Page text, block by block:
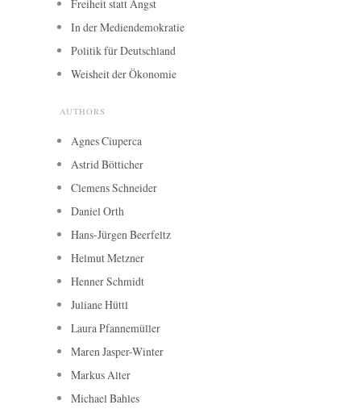
Freiheit statt Angst
In der Mediendemokratie
Politik für Deutschland
Weisheit der Ökonomie
AUTHORS
Agnes Ciuperca
Astrid Bötticher
Clemens Schneider
Daniel Orth
Hans-Jürgen Beerfeltz
Helmut Metzner
Henner Schmidt
Juliane Hüttl
Laura Pfannemüller
Maren Jasper-Winter
Markus Alter
Michael Bahles